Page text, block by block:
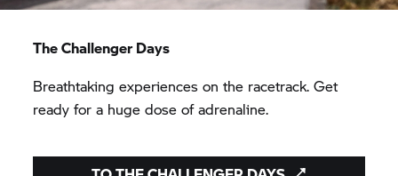
The Challenger Days
Breathtaking experiences on the racetrack. Get
ready for a huge dose of adrenaline.